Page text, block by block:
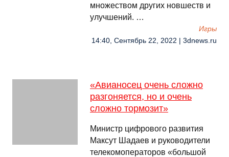
множеством других новшеств и
улучшений. …
Игры
14:40, Сентябрь 22, 2022 | 3dnews.ru
«Авианосец очень сложно
разгоняется, но и очень
сложно тормозит»
Министр цифрового развития
Максут Шадаев и руководители
телекомоператоров «большой